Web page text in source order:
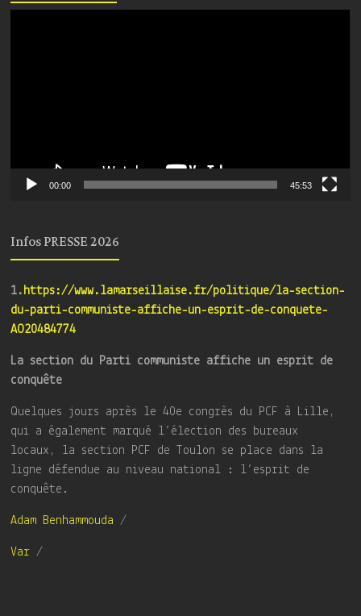
00:00 45:53
Infos PRESSE 2026
1. https://www.lamarseillaise.fr/politique/la-section-
du-parti-communiste-affiche-un-esprit-de-conquete-
AO20484774
La section du Parti communiste affiche un esprit de
conquête
Quelques jours après le 40e congrès du PCF à Lille,
qui a également marqué l’élection des bureaux
locaux, la section PCF de Toulon se place dans la
ligne défendue au niveau national : l’esprit de
conquête.
Adam Benhammouda /
Var /